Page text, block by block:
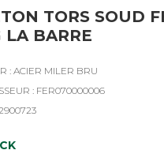
TORS SOUD
LA BARRE
: ACIER MILER BRU
: FER070000006